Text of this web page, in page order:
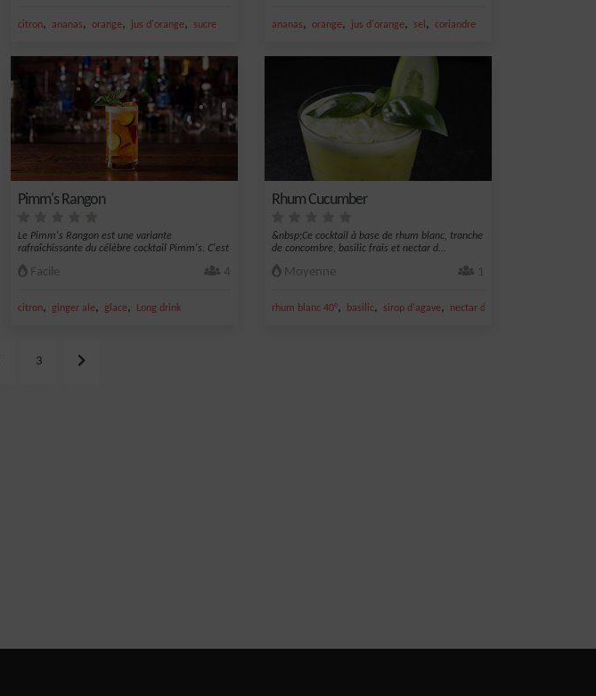
citron, ananas, orange, jus d'orange, sucre ananas, orange, jus d'orange, sel , coriandre
Pimm's Rangon
Le Pimm's Rangon est une variante
rafraîchissante du célèbre cocktail Pimm's. C'est
Facile 4
citron, ginger ale, glace, Long drink
Rhum Cucumber
&nbsp;Ce cocktail à base de rhum blanc, tranche
de concombre, basilic frais et nectar d...
Moyenne 1
rhum blanc 40°, basilic, sirop d'agave, nectar de citron
3